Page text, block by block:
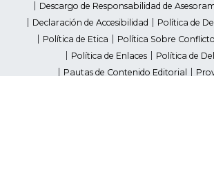
Descargo de Responsabilidad de
Declaración de Accesibilidad
Política de
Política de Etica
Política Sobre
Política de Enlaces
Política de
Pautas de Contenido Editorial